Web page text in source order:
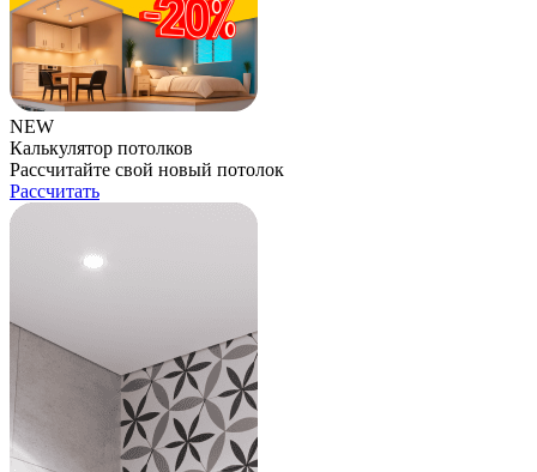
NEW
Калькулятор потолков
Рассчитайте свой новый потолок
Рассчитать